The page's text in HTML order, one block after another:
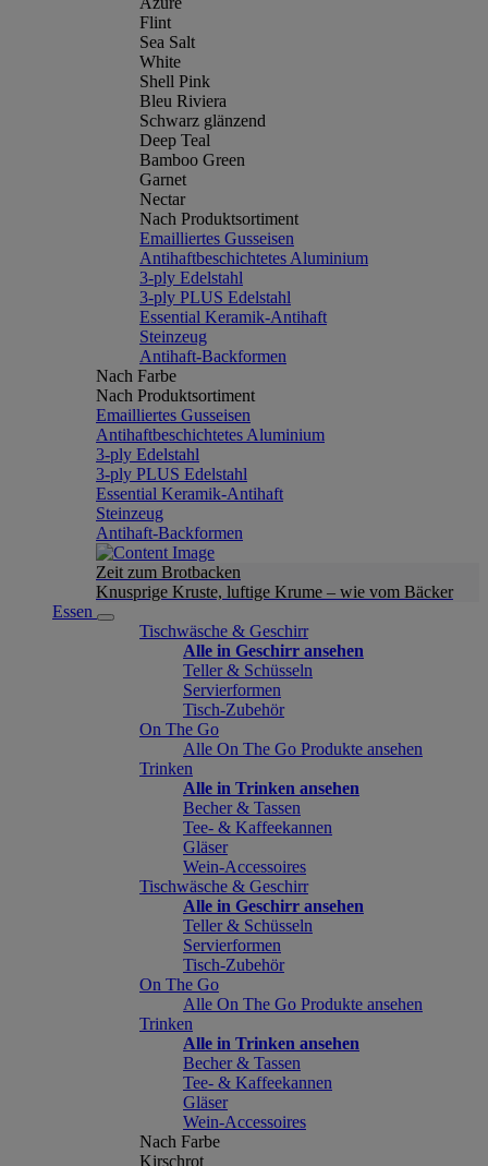
Flint
Sea Salt
White
Shell Pink
Bleu Riviera
Schwarz glänzend
Deep Teal
Bamboo Green
Garnet
Nectar
Nach Produktsortiment
Emailliertes Gusseisen
Antihaftbeschichtetes Aluminium
3-ply Edelstahl
3-ply PLUS Edelstahl
Essential Keramik-Antihaft
Steinzeug
Antihaft-Backformen
Nach Farbe
Nach Produktsortiment
Emailliertes Gusseisen
Antihaftbeschichtetes Aluminium
3-ply Edelstahl
3-ply PLUS Edelstahl
Essential Keramik-Antihaft
Steinzeug
Antihaft-Backformen
Zeit zum Brotbacken
Knusprige Kruste, luftige Krume – wie vom Bäcker
Essen
Tischwäsche & Geschirr
Alle in Geschirr ansehen
Teller & Schüsseln
Servierformen
Tisch-Zubehör
On The Go
Alle On The Go Produkte ansehen
Trinken
Alle in Trinken ansehen
Becher & Tassen
Tee- & Kaffeekannen
Gläser
Wein-Accessoires
Tischwäsche & Geschirr
Alle in Geschirr ansehen
Teller & Schüsseln
Servierformen
Tisch-Zubehör
On The Go
Alle On The Go Produkte ansehen
Trinken
Alle in Trinken ansehen
Becher & Tassen
Tee- & Kaffeekannen
Gläser
Wein-Accessoires
Nach Farbe
Kirschrot